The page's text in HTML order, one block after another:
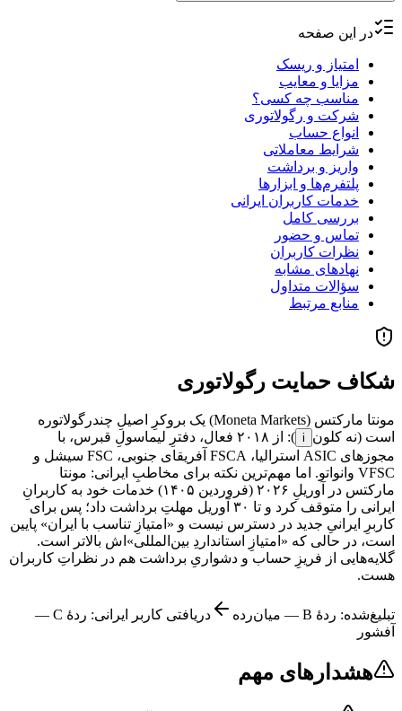
در این صفحه
امتیاز و ریسک
مزایا و معایب
مناسب چه کسی؟
شرکت و رگولاتوری
انواع حساب
شرایط معاملاتی
واریز و برداشت
پلتفرم‌ها و ابزارها
خدمات کاربران ایرانی
بررسی کامل
تماس و حضور
نظرات کاربران
نهادهای مشابه
سؤالات متداول
منابع مرتبط
شکاف حمایت رگولاتوری
مونتا مارکتس (Moneta Markets) یک بروکرِ اصیلِ چندرگولاتوره
است (نه کلون i
): از ۲۰۱۸ فعال، دفترِ لیماسولِ قبرس، با
مجوزهای ASIC استرالیا، FSCA آفریقای جنوبی، FSC سیشل و
VFSC وانواتو. اما مهم‌ترین نکته برای مخاطبِ ایرانی: مونتا
مارکتس در آوریلِ ۲۰۲۶ (فروردین ۱۴۰۵) خدمات خود به کاربرانِ
ایرانی را متوقف کرد و تا ۳۰ آوریل مهلتِ برداشت داد؛ پس برای
کاربرِ ایرانیِ جدید در دسترس نیست و «امتیازِ تناسب با ایران» پایین
است، در حالی که «امتیازِ استانداردِ بین‌المللی»اش بالاتر است.
گلایه‌هایی از فریزِ حساب و دشواریِ برداشت هم در نظراتِ کاربران
هست.
تبلیغ‌شده: ردهٔ B
— میان‌رده دریافتی کاربر ایرانی: ردهٔ C
—
آفشور
هشدارهای مهم